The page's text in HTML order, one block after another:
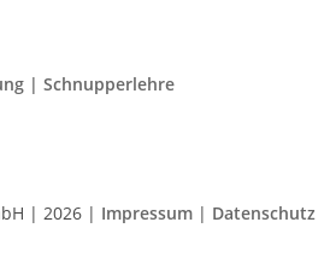
| Schnupperlehre
| 2026 | Impressum | Datenschutz